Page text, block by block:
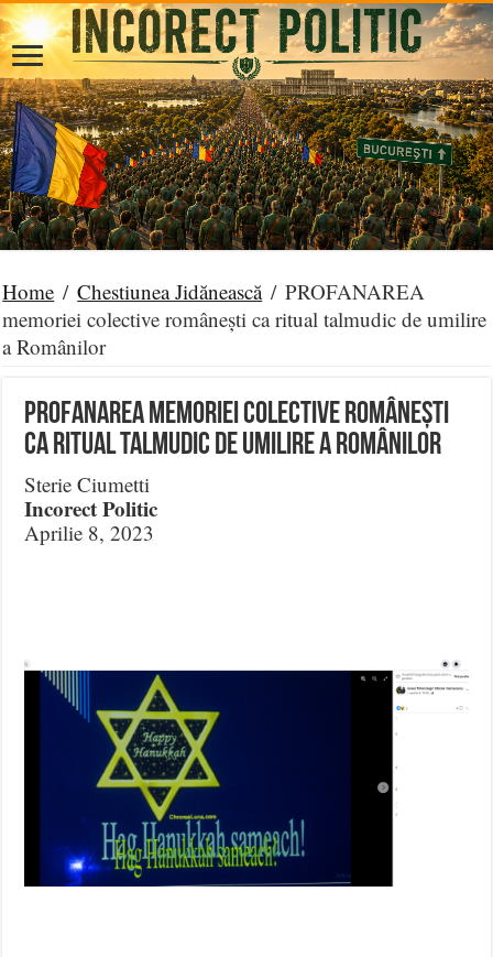
Home / Chestiunea Jidănească / PROFANAREA
memoriei colective românești ca ritual talmudic de umilire
a Românilor
PROFANAREA memoriei colective românești
ca ritual talmudic de umilire a Românilor
Sterie Ciumetti
Incorect Politic
Aprilie 8, 2023